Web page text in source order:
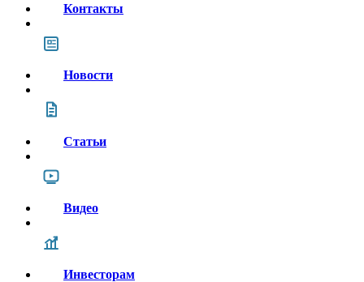
Контакты
Новости
Статьи
Видео
Инвесторам